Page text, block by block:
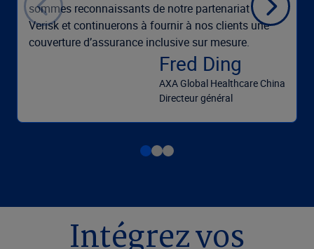
sommes reconnaissants de notre partenariat avec
Verisk et continuerons à fournir à nos clients une
couverture d’assurance inclusive sur mesure.
Fred Ding
AXA Global Healthcare China
Directeur général
Intégrez vos